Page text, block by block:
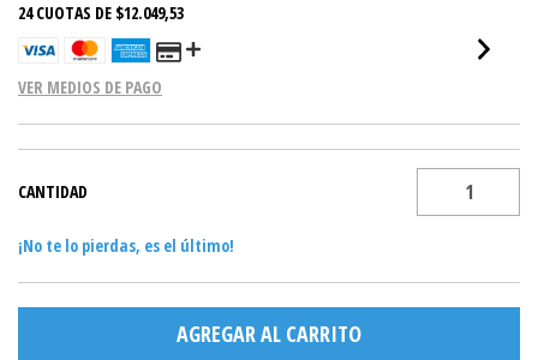
24 CUOTAS DE $12.049,53
VER MEDIOS DE PAGO
CANTIDAD
¡No te lo pierdas, es el último!